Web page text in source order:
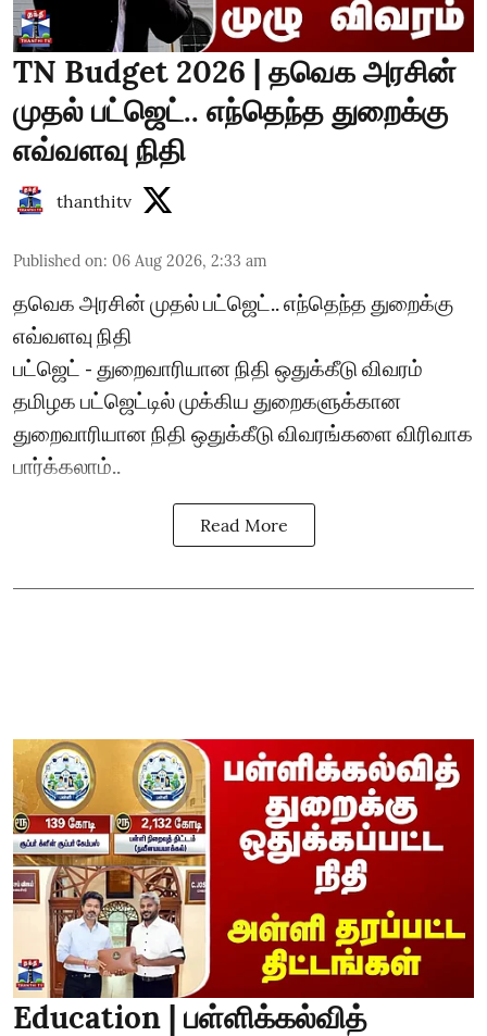
TN Budget 2026 | தவெக அரசின்
முதல் பட்ஜெட்.. எந்தெந்த துறைக்கு
எவ்வளவு நிதி
thanthitv
Published on: 06 Aug 2026, 2:33 am
தவெக அரசின் முதல் பட்ஜெட்.. எந்தெந்த துறைக்கு
எவ்வளவு நிதி
பட்ஜெட் - துறைவாரியான நிதி ஒதுக்கீடு விவரம்
தமிழக பட்ஜெட்டில் முக்கிய துறைகளுக்கான
துறைவாரியான நிதி ஒதுக்கீடு விவரங்களை விரிவாக
பார்க்கலாம்..
Read More
Education | பள்ளிக்கல்வித்